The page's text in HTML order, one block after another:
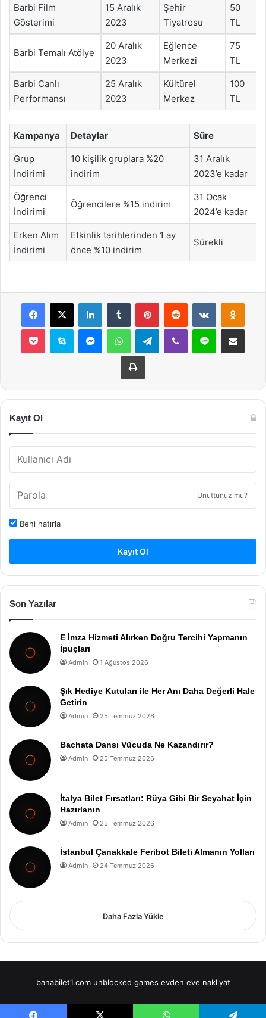
Barbi Film
Gösterimi
15 Aralık
2023
Şehir
Tiyatrosu
50
TL
Barbi Temalı Atölye
20 Aralık
2023
Eğlence
Merkezi
75
TL
Barbi Canlı
Performansı
25 Aralık
2023
Kültürel
Merkez
100
TL
Kampanya Detaylar Süre
Grup
İndirimi
10 kişilik gruplara %20
indirim
31 Aralık
2023’e kadar
Öğrenci
İndirimi
Öğrencilere %15 indirim
31 Ocak
2024’e kadar
Erken Alım
İndirimi
Etkinlik tarihlerinden 1 ay
önce %10 indirim
Sürekli
Facebook
X LinkedInTumblr PinterestReddit VKontakte
Pocket Skype MessengerWhatsAppTelegramViber Line E-Posta ile
Yazdır
Kayıt Ol
Unuttunuz mu?
Beni hatırla
Kayıt Ol
Son Yazılar
E İmza Hizmeti Alırken Doğru Tercihi Yapmanın
İpuçları
Admin 1 Ağustos 2026
Şık Hediye Kutuları ile Her Anı Daha Değerli Hale
Getirin
Admin 25 Temmuz 2026
Bachata Dansı Vücuda Ne Kazandırır?
Admin 25 Temmuz 2026
İtalya Bilet Fırsatları: Rüya Gibi Bir Seyahat İçin
Hazırlanın
Admin 25 Temmuz 2026
İstanbul Çanakkale Feribot Bileti Almanın Yolları
Admin 24 Temmuz 2026
Daha Fazla Yükle
banabilet1.com unblocked games evden eve nakliyat